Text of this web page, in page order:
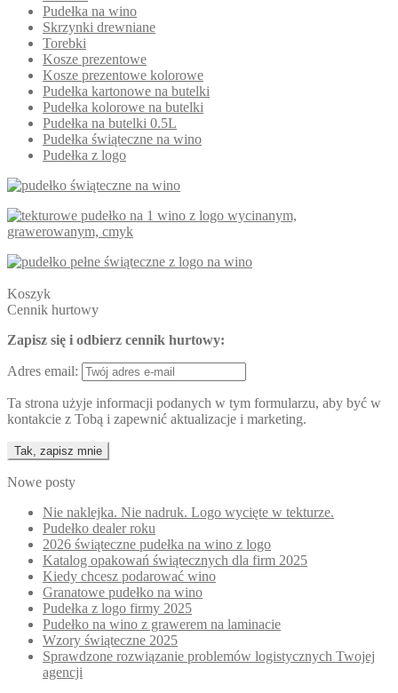
Pudełka na wino
Skrzynki drewniane
Torebki
Kosze prezentowe
Kosze prezentowe kolorowe
Pudełka kartonowe na butelki
Pudełka kolorowe na butelki
Pudełka na butelki 0.5L
Pudełka świąteczne na wino
Pudełka z logo
Koszyk
Cennik hurtowy
Zapisz się i odbierz cennik hurtowy:
Adres email:
Ta strona użyje informacji podanych w tym formularzu, aby być w
kontakcie z Tobą i zapewnić aktualizacje i marketing.
Nowe posty
Nie naklejka. Nie nadruk. Logo wycięte w tekturze.
Pudełko dealer roku
2026 świąteczne pudełka na wino z logo
Katalog opakowań świątecznych dla firm 2025
Kiedy chcesz podarować wino
Granatowe pudełko na wino
Pudełka z logo firmy 2025
Pudełko na wino z grawerem na laminacie
Wzory świąteczne 2025
Sprawdzone rozwiązanie problemów logistycznych Twojej
agencji